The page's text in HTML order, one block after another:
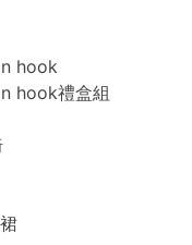
hook
hook禮盒組